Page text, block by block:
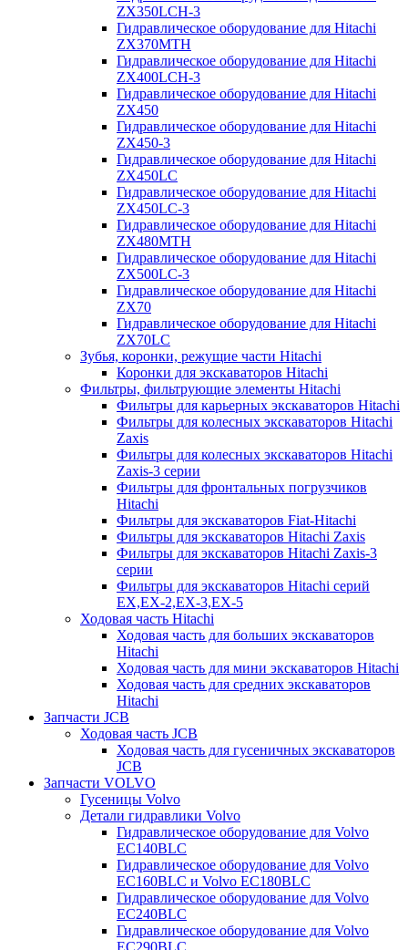
ZX350LCH-3
Гидравлическое оборудование для Hitachi
ZX370MTH
Гидравлическое оборудование для Hitachi
ZX400LCH-3
Гидравлическое оборудование для Hitachi
ZX450
Гидравлическое оборудование для Hitachi
ZX450-3
Гидравлическое оборудование для Hitachi
ZX450LC
Гидравлическое оборудование для Hitachi
ZX450LC-3
Гидравлическое оборудование для Hitachi
ZX480MTH
Гидравлическое оборудование для Hitachi
ZX500LC-3
Гидравлическое оборудование для Hitachi
ZX70
Гидравлическое оборудование для Hitachi
ZX70LC
Зубья, коронки, режущие части Hitachi
Коронки для экскаваторов Hitachi
Фильтры, фильтрующие элементы Hitachi
Фильтры для карьерных экскаваторов Hitachi
Фильтры для колесных экскаваторов Hitachi
Zaxis
Фильтры для колесных экскаваторов Hitachi
Zaxis-3 серии
Фильтры для фронтальных погрузчиков
Hitachi
Фильтры для экскаваторов Fiat-Hitachi
Фильтры для экскаваторов Hitachi Zaxis
Фильтры для экскаваторов Hitachi Zaxis-3
серии
Фильтры для экскаваторов Hitachi серий
EX,EX-2,EX-3,EX-5
Ходовая часть Hitachi
Ходовая часть для больших экскаваторов
Hitachi
Ходовая часть для мини экскаваторов Hitachi
Ходовая часть для средних экскаваторов
Hitachi
Запчасти JCB
Ходовая часть JCB
Ходовая часть для гусеничных экскаваторов
JCB
Запчасти VOLVO
Гусеницы Volvo
Детали гидравлики Volvo
Гидравлическое оборудование для Volvo
EC140BLC
Гидравлическое оборудование для Volvo
EC160BLC и Volvo EC180BLC
Гидравлическое оборудование для Volvo
EC240BLC
Гидравлическое оборудование для Volvo
EC290BLC